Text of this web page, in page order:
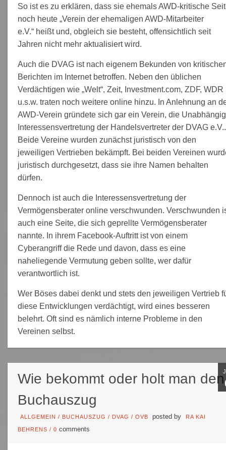
So ist es zu erklären, dass sie ehemals AWD-kritische
noch heute „Verein der ehemaligen AWD-Mitarbeiter
e.V.“ heißt und, obgleich sie besteht, offensichtlich seit
Jahren nicht mehr aktualisiert wird.
Auch die DVAG ist nach eigenem Bekunden von
Berichten im Internet betroffen. Neben den üblichen
Verdächtigen wie „Welt“, Zeit, Investment.com, ZDF, WDR
u.s.w. traten noch weitere online hinzu. In Anlehnung an
AWD-Verein gründete sich gar ein Verein, die
Interessensvertretung der Handelsvertreter der DVAG e.V..
Beide Vereine wurden zunächst juristisch von den
jeweiligen Vertrieben bekämpft. Bei beiden Vereinen
juristisch durchgesetzt, dass sie ihre Namen behalten
dürfen.
Dennoch ist auch die Interessensvertretung der
Vermögensberater online verschwunden. Verschwunden
auch eine Seite, die sich geprellte Vermögensberater
nannte. In ihrem Facebook-Auftritt ist von einem
Cyberangriff die Rede und davon, dass es eine
naheliegende Vermutung geben sollte, wer dafür
verantwortlich ist.
Wer Böses dabei denkt und stets den jeweiligen Vertrieb
diese Entwicklungen verdächtigt, wird eines besseren
belehrt. Oft sind es nämlich interne Probleme in den
Vereinen selbst.
Wie bekommt oder holt man den
Buchauszug
ALLGEMEIN / BUCHAUSZUG / DVAG / OVB posted by RA KAI
BEHRENS / 0 comments